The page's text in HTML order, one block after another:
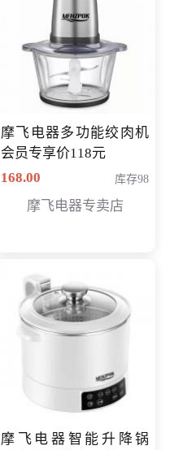
摩飞电器多功能绞肉机
会员专享价118元
168.00
库存98
摩飞电器专卖店
摩飞电器智能升降锅